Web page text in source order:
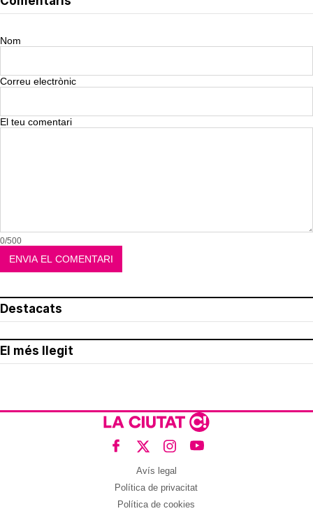
Nom
Correu electrònic
El teu comentari
0/500
Destacats
El més llegit
Avís legal
Política de privacitat
Política de cookies